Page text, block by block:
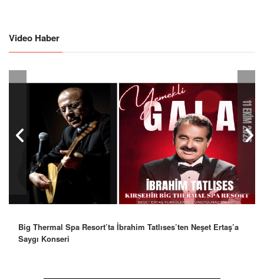
Video Haber
Big Thermal Spa Resort’ta İbrahim Tatlıses’ten Neşet Ertaş’a
Saygı Konseri
Robbie Williams’tan İstanbul’a Mesaj: “Unutulmaz Bir Gece
Olacak”